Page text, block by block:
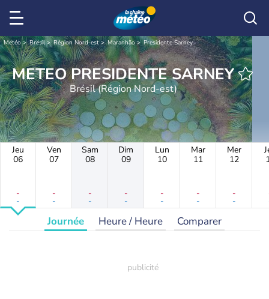
Météo Brésil Région Nord-est Maranhão Presidente Sarney
METEO PRESIDENTE SARNEY
Brésil (Région Nord-est)
Jeu
06
-
-
Ven
07
-
-
Sam
08
-
-
Dim
09
-
-
Lun
10
-
-
Mar
11
-
-
Mer
12
-
-
Journée Heure / Heure Comparer